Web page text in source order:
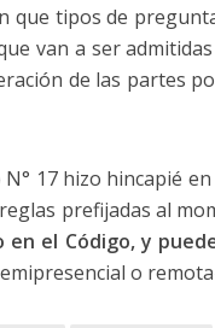
que tipos de
van a ser
de las partes
17 hizo hincapié
prefijadas al
el Código, y
o